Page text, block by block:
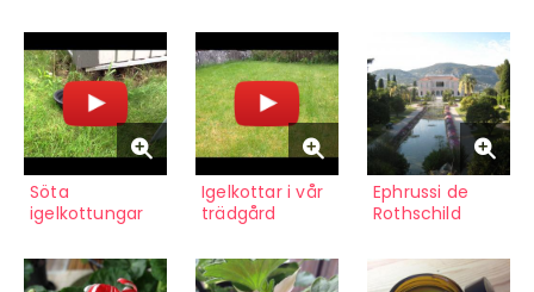
Söta
igelkottungar
Igelkottar i vår
trädgård
Ephrussi de
Rothschild